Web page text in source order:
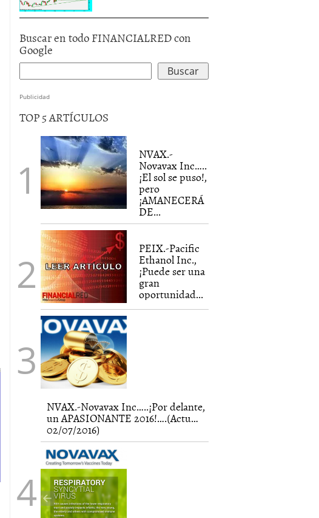
Buscar en todo FINANCIALRED con
Google
Publicidad
TOP 5 ARTÍCULOS
NVAX.-
Novavax Inc…..
¡El sol se puso!,
pero
¡AMANECERÁ
DE...
PEIX.-Pacific
Ethanol Inc.,
¡Puede ser una
gran
oportunidad...
NVAX.-Novavax Inc…..¡Por delante,
un APASIONANTE 2016!….(Actu…
02/07/2016)